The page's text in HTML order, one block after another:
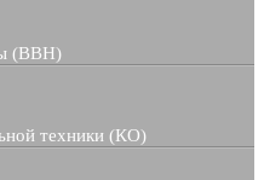
(ВВН)
техники (КО)